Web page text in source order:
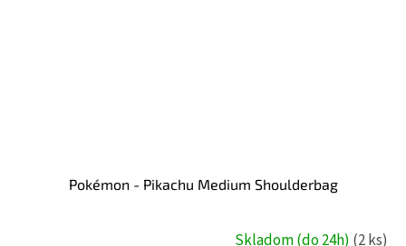
Pokémon - Pikachu Medium Shoulderbag
Skladom (do 24h) (2 ks)